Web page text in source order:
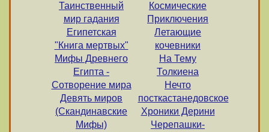
Таинственный
мир гадания
Египетская
"Книга мертвых"
Мифы Древнего
Египта -
Сотворение мира
Девять миров
(Скандинавские
Мифы)
Космические
Приключения
Летающие
кочевники
На Тему
Толкиена
Нечто
посткастанедовское
Хроники Дерини
Черепашки-